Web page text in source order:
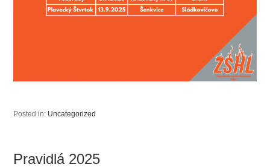
Posted in: Uncategorized
Pravidlá 2025